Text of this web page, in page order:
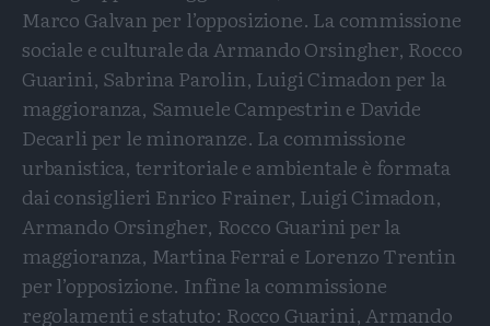
Marco Galvan per l’opposizione. La commissione
sociale e culturale da Armando Orsingher, Rocco
Guarini, Sabrina Parolin, Luigi Cimadon per la
maggioranza, Samuele Campestrin e Davide
Decarli per le minoranze. La commissione
urbanistica, territoriale e ambientale è formata
dai consiglieri Enrico Frainer, Luigi Cimadon,
Armando Orsingher, Rocco Guarini per la
maggioranza, Martina Ferrai e Lorenzo Trentin
per l’opposizione. Infine la commissione
regolamenti e statuto: Rocco Guarini, Armando